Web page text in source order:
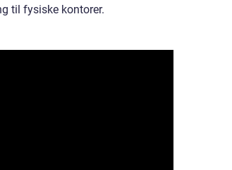
til fysiske kontorer.